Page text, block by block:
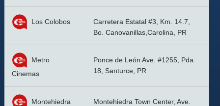
Los Colobos
Carretera Estatal #3, Km. 14.7,
Bo. Canovanillas,Carolina, PR
Metro
Cinemas
Ponce de León Ave. #1255, Pda.
18, Santurce, PR
Montehiedra
Montehiedra Town Center, Ave.